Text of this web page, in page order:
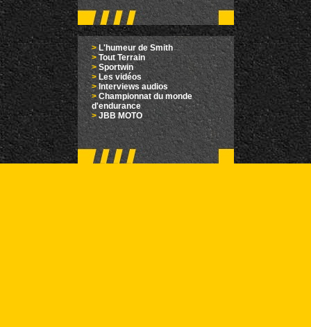
>L'humeur de Smith
> Tout Terrain
> Sportwin
> Les vidéos
> Interviews audios
>Championnat du monde
d'endurance
> JBB MOTO